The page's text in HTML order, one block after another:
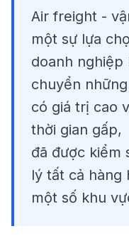
Air freight -
một sự lựa
doanh nghiệp
chuyển
có giá trị cao
thời gian gấp,
đã được kiểm
lý tất cả hàng
một số khu